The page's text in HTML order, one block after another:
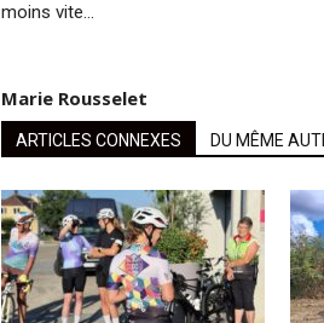
moins vite…
Marie Rousselet
ARTICLES CONNEXES DU MÊME